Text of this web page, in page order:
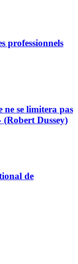
professionnels
se limitera pas
(Robert Dussey)
de